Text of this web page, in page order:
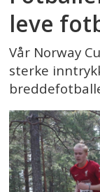
leve
Vår Norway
sterke